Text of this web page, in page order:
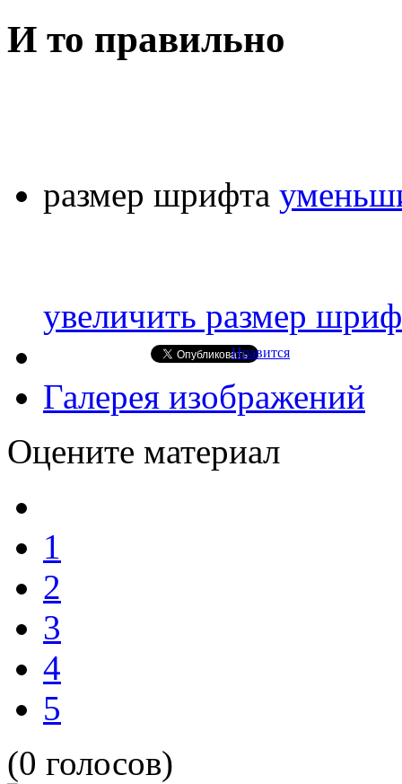
И то правильно
размер шрифта
увеличить размер
Нравится
Галерея изображений
Оцените материал
1
2
3
4
5
(0 голосов)